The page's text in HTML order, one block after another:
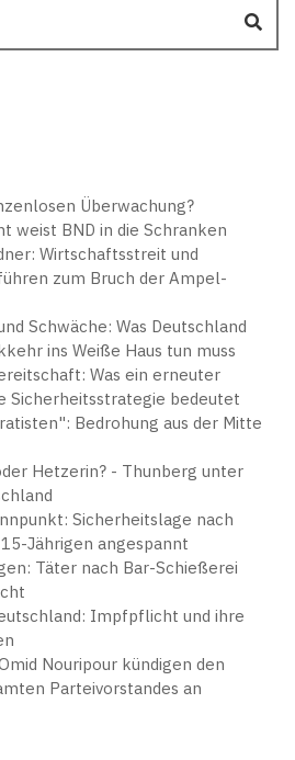
Überwachung?
weist BND in die Schranken
Wirtschaftsstreit und
zum Bruch der Ampel-
Schwäche: Was Deutschland
ins Weiße Haus tun muss
Was ein erneuter
Sicherheitsstrategie bedeutet
Bedrohung aus der Mitte
Hetzerin? - Thunberg unter
Sicherheitslage nach
Jährigen angespannt
Täter nach Bar-Schießerei
Impfpflicht und ihre
Nouripour kündigen den
Parteivorstandes an